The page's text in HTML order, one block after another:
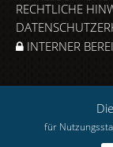
RECHTLICHE
INTERNER
für